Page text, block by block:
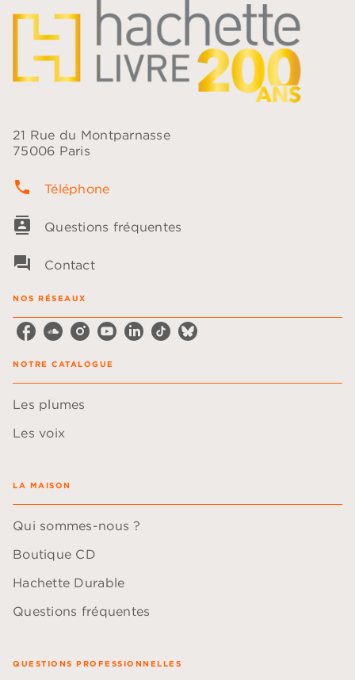
21 Rue du Montparnasse
75006 Paris
phone Téléphone
contacts Questions fréquentes
question_answer Contact
NOS RÉSEAUX
NOTRE CATALOGUE
Les plumes
Les voix
LA MAISON
Qui sommes-nous ?
Boutique CD
Hachette Durable
Questions fréquentes
QUESTIONS PROFESSIONNELLES